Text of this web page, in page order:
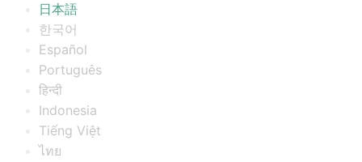
日本語
한국어
Español
Português
हिन्दी
Indonesia
Tiếng Việt
ไทย